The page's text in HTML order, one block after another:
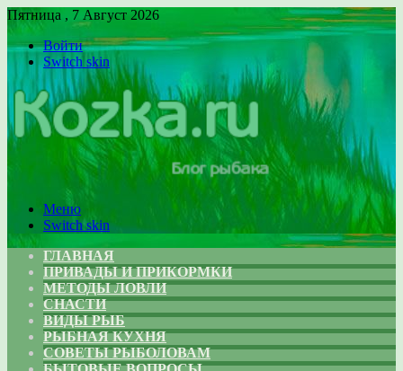
Пятница , 7 Август 2026
Войти
Switch skin
Меню
Switch skin
ГЛАВНАЯ
ПРИВАДЫ И ПРИКОРМКИ
МЕТОДЫ ЛОВЛИ
СНАСТИ
ВИДЫ РЫБ
РЫБНАЯ КУХНЯ
СОВЕТЫ РЫБОЛОВАМ